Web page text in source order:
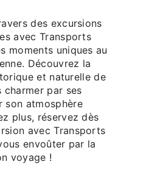
des excursions
avec Transports
moments uniques au
Découvrez la
et naturelle de
charmer par ses
son atmosphère
plus, réservez dès
avec Transports
envoûter par la
voyage !